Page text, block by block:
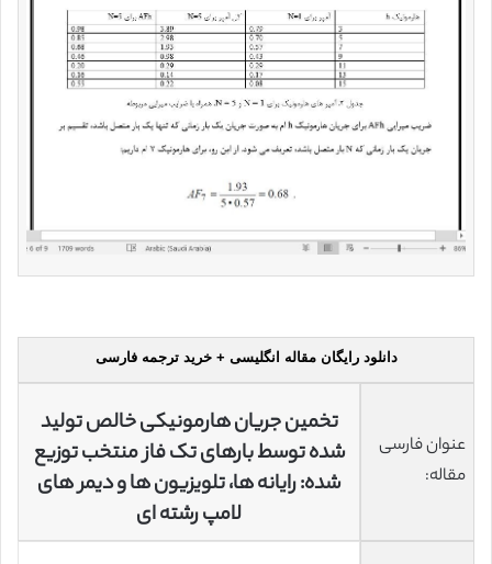
دانلود رایگان مقاله انگلیسی + خرید ترجمه فارسی
عنوان فارسی
مقاله:
تخمین جریان هارمونیکی خالص تولید
شده توسط بارهای تک فاز منتخب توزیع
شده: رایانه ها، تلویزیون ها و دیمر های
لامپ رشته ای